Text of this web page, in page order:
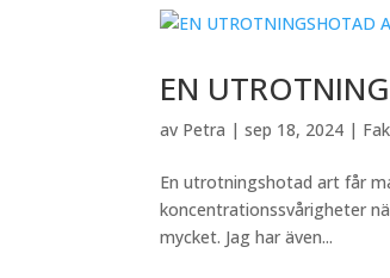
EN
av Petra |sep 18, 2024 |
En utrotningshotad art får
koncentrationssvårigheter
mycket. Jag har även...